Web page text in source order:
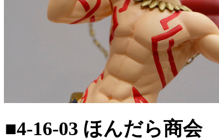
■4-16-03 ほんだら商会